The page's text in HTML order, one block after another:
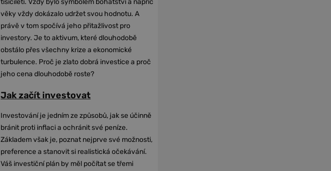
tisíciletí. Vždy bylo symbolem bohatství a napříč
věky vždy dokázalo udržet svou hodnotu. A
právě v tom spočívá jeho přitažlivost pro
investory. Je to aktivum, které dlouhodobě
obstálo přes všechny krize a ekonomické
turbulence. Proč je zlato dobrá investice a proč
jeho cena dlouhodobě roste?
Jak začít investovat
Investování je jedním ze způsobů, jak se účinně
bránit proti inflaci a ochránit své peníze.
Základem však je, poznat nejprve své možnosti,
preference a stanovit si realistická očekávání.
Váš investiční plán by měl počítat se třemi